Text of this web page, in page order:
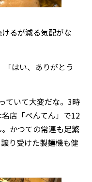
るが減る気配がな
はい、ありがとう
ていて大変だな。3時
店「べんてん」で12
かつての常連も足繁
り受けた製麺機も健